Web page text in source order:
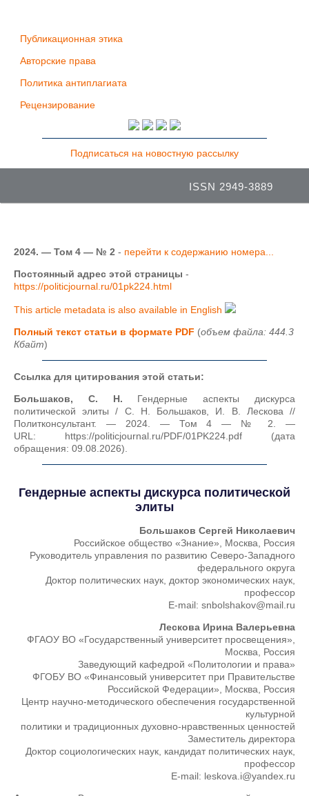
Публикационная этика
Авторские права
Политика антиплагиата
Рецензирование
Подписаться на новостную рассылку
ISSN 2949-3889
2024. — Том 4 — № 2 - перейти к содержанию номера...
Постоянный адрес этой страницы -
https://politicjournal.ru/01pk224.html
This article metadata is also available in English
Полный текст статьи в формате PDF (объем файла: 444.3
Кбайт)
Ссылка для цитирования этой статьи:
Большаков, С. Н. Гендерные аспекты дискурса
политической элиты / С. Н. Большаков, И. В. Лескова //
Политконсультант. — 2024. — Том 4 — № 2. —
URL: https://politicjournal.ru/PDF/01PK224.pdf (дата
обращения: 09.08.2026).
Гендерные аспекты дискурса политической
элиты
Большаков Сергей Николаевич
Российское общество «Знание», Москва, Россия
Руководитель управления по развитию Северо-Западного
федерального округа
Доктор политических наук, доктор экономических наук,
профессор
E-mail: snbolshakov@mail.ru
Лескова Ирина Валерьевна
ФГАОУ ВО «Государственный университет просвещения»,
Москва, Россия
Заведующий кафедрой «Политологии и права»
ФГОБУ ВО «Финансовый университет при Правительстве
Российской Федерации», Москва, Россия
Центр научно-методического обеспечения государственной
культурной
политики и традиционных духовно-нравственных ценностей
Заместитель директора
Доктор социологических наук, кандидат политических наук,
профессор
E-mail: leskova.i@yandex.ru